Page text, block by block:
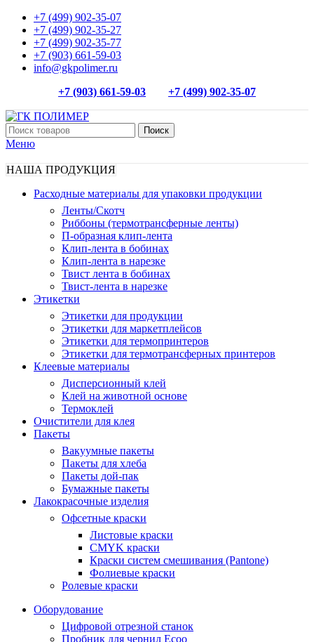
+7 (499) 902-35-07
+7 (499) 902-35-27
+7 (499) 902-35-77
+7 (903) 661-59-03
info@gkpolimer.ru
+7 (903) 661-59-03
+7 (499) 902-35-07
Поиск
Меню
НАША ПРОДУКЦИЯ
Расходные материалы для упаковки продукции
Ленты/Скотч
Риббоны (термотрансферные ленты)
П-образная клип-лента
Клип-лента в бобинах
Клип-лента в нарезке
Твист лента в бобинах
Твист-лента в нарезке
Этикетки
Этикетки для продукции
Этикетки для маркетплейсов
Этикетки для термопринтеров
Этикетки для термотрансферных принтеров
Клеевые материалы
Дисперсионный клей
Клей на животной основе
Термоклей
Очистители для клея
Пакеты
Вакуумные пакеты
Пакеты для хлеба
Пакеты дой-пак
Бумажные пакеты
Лакокрасочные изделия
Офсетные краски
Листовые краски
CMYK краски
Краски систем смешивания (Pantone)
Фолиевые краски
Ролевые краски
Оборудование
Цифровой отрезной станок
Пробник для чернил Ecoo